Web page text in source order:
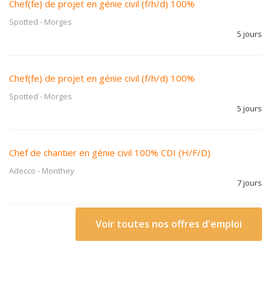
Chef(fe) de projet en génie civil (f/h/d) 100%
Spotted - Morges
5 jours
Chef(fe) de projet en génie civil (f/h/d) 100%
Spotted - Morges
5 jours
Chef de chantier en génie civil 100% CDI (H/F/D)
Adecco - Monthey
7 jours
Voir toutes nos offres d'emploi